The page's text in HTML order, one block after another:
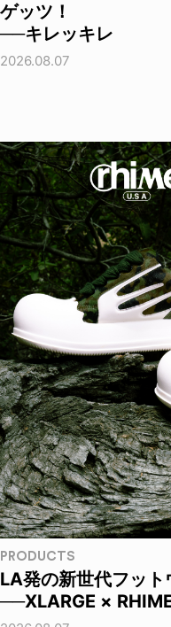
ゲッツ！
──キレッキレ
2026.08.07
PRODUCTS
LA発の新世代フット
──XLARGE ×